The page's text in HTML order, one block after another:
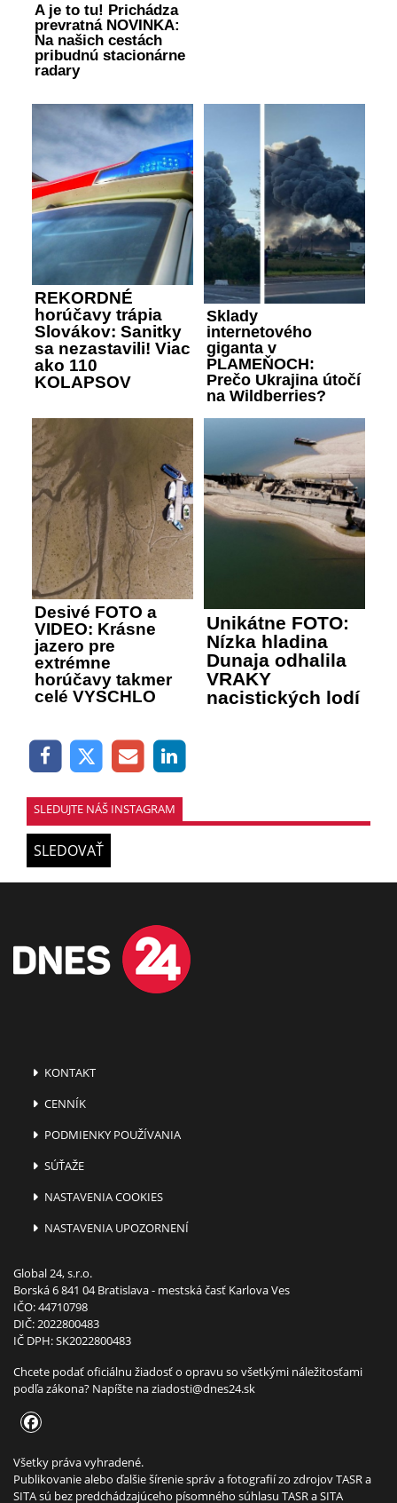
A je to tu! Prichádza
prevratná NOVINKA:
Na našich cestách
pribudnú stacionárne
radary
REKORDNÉ
horúčavy trápia
Slovákov: Sanitky
sa nezastavili! Viac
ako 110
KOLAPSOV
Sklady
internetového
giganta v
PLAMEŇOCH:
Prečo Ukrajina útočí
na Wildberries?
Desivé FOTO a
VIDEO: Krásne
jazero pre
extrémne
horúčavy takmer
celé VYSCHLO
Unikátne FOTO:
Nízka hladina
Dunaja odhalila
VRAKY
nacistických lodí
SLEDUJTE NÁŠ INSTAGRAM
SLEDOVAŤ
KONTAKT
CENNÍK
PODMIENKY POUŽÍVANIA
SÚŤAŽE
NASTAVENIA COOKIES
NASTAVENIA UPOZORNENÍ
Global 24, s.r.o.
Borská 6 841 04 Bratislava - mestská časť Karlova Ves
IČO: 44710798
DIČ: 2022800483
IČ DPH: SK2022800483
Chcete podať oficiálnu žiadosť o opravu so všetkými náležitosťami
podľa zákona? Napíšte naziadosti@dnes24.sk
Všetky práva vyhradené.
Publikovanie alebo ďalšie šírenie správ a fotografií zo zdrojov TASR a
SITA sú bez predchádzajúceho písomného súhlasu TASR a SITA